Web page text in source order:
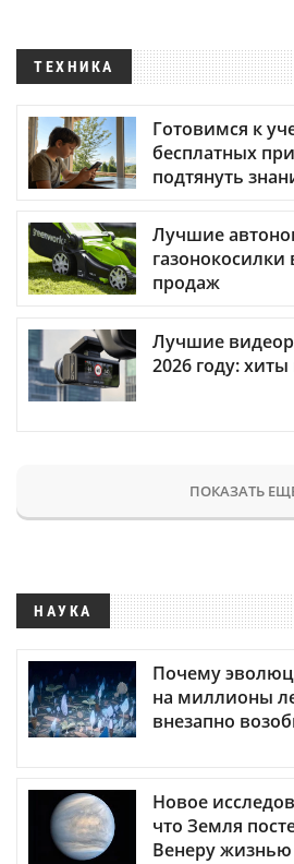
ТЕХНИКА
Готовимся к
бесплатных
подтянуть
Лучшие
газонокосилки
продаж
Лучшие
2026 году:
ПОКАЗАТЬ
НАУКА
Почему
на миллионы
внезапно
Новое
что Земля
Венеру жизнью